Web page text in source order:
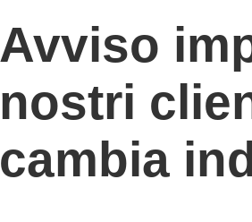
Avviso
nostri
cambia